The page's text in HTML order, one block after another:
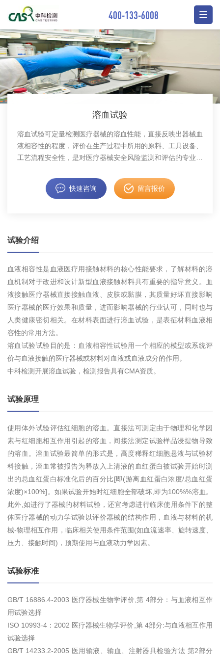
400-133-6008
溶血试验
溶血试验可定量检测医疗器械的溶血性能，直接反映出器械血
液相容性的程度，评价在生产过程中所用的原料、工具设备、
工艺流程安全性，是对医疗器械安全风险监测和评估的专业依
快速咨询 留言报价
试验介绍
血液相容性是血液医疗用接触材料的核心性能要求，了解材料的溶
血机制对于改进和设计新型血液接触材料具有重要的指导意义。血
液接触医疗器械直接接触血液、皮肤或黏膜，其质量好坏直接影响
医疗器械的医疗效果和质量，进而影响器械的行业认可，同时也与
人类健康密切相关。在材料表面进行溶血试验，是表征材料血液相
容性的常用方法。
溶血试验试验目的是：血液相容性试验用一个相应的模型或系统评
价与血液接触的医疗器械或材料对血液或血液成分的作用。
中科检测开展溶血试验，检测报告具有CMA资质。
试验原理
使用体外试验评估红细胞的溶血。直接法可测定由于物理和化学因
素与红细胞相互作用引起的溶血，间接法测定试验样品浸提物导致
的溶血。溶血试验最简单的形式是，高度稀释红细胞悬液与试验材
料接触，溶血常被报告为释放入上清液的血红蛋白被试验开始时测
出的总血红蛋白标准化后的百分比[即(游离血红蛋白浓度/总血红蛋
浓度)×100%]。如果试验开始时红细胞全部破坏,即为100%%溶血。
此外,如进行了器械的材料试验，还宜考虑进行临床使用条件下的整
体医疗器械的动力学试验以评价器械的结构作用，血液与材料的机
械-物理相互作用，临床相关使用条件范围(如血流速率、旋转速度、
压力、接触时间)，预期使用与血液动力学因素。
试验标准
GB/T 16886.4-2003 医疗器械生物学评价,第 4部分：与血液相互作
用试验选择
ISO 10993-4：2002 医疗器械生物学评价,第 4部分:与血液相互作用
试验选择
GB/T 14233.2-2005 医用输液、输血、注射器具检验方法 第2部分